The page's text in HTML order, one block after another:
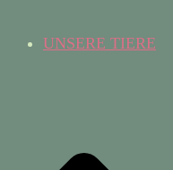
UNSERE TIERE